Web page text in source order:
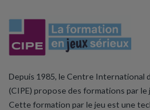
Depuis 1985, le Centre International
(CIPE) propose des formations par le
Cette formation par le jeu est une